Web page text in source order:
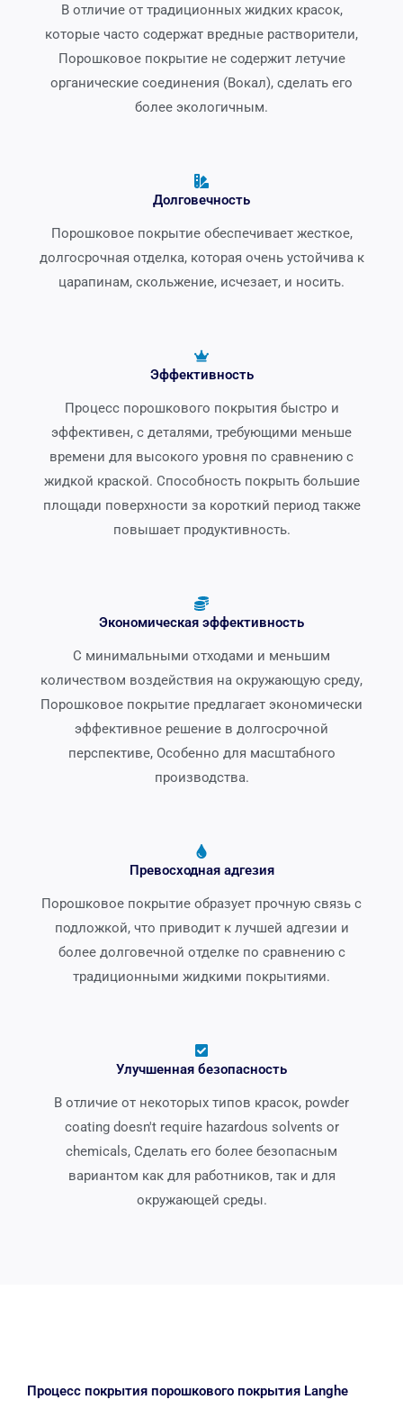
В отличие от традиционных жидких красок,
которые часто содержат вредные растворители,
Порошковое покрытие не содержит летучие
органические соединения (Вокал), сделать его
более экологичным.
Долговечность
Порошковое покрытие обеспечивает жесткое,
долгосрочная отделка, которая очень устойчива к
царапинам, скольжение, исчезает, и носить.
Эффективность
Процесс порошкового покрытия быстро и
эффективен, с деталями, требующими меньше
времени для высокого уровня по сравнению с
жидкой краской. Способность покрыть большие
площади поверхности за короткий период также
повышает продуктивность.
Экономическая эффективность
С минимальными отходами и меньшим
количеством воздействия на окружающую среду,
Порошковое покрытие предлагает экономически
эффективное решение в долгосрочной
перспективе, Особенно для масштабного
производства.
Превосходная адгезия
Порошковое покрытие образует прочную связь с
подложкой, что приводит к лучшей адгезии и
более долговечной отделке по сравнению с
традиционными жидкими покрытиями.
Улучшенная безопасность
В отличие от некоторых типов красок, powder
coating doesn't require hazardous solvents or
chemicals, Сделать его более безопасным
вариантом как для работников, так и для
окружающей среды.
Процесс покрытия порошкового покрытия Langhe